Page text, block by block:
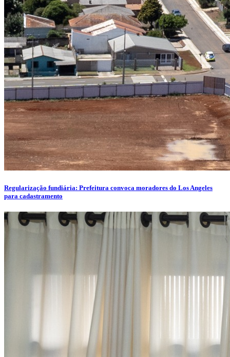
Regularização fundiária: Prefeitura convoca moradores do Los Angeles
para cadastramento